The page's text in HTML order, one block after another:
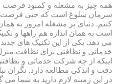
همه چیز به مشغله و کمبود فرصت
سرمان شلوغ است که حتی فرصت
کنیم. دنیای پر مشغله امروز به
است به همان اندازه هم راهها و
می دهد. یکی از این تکنیک های
خدماتی و نظافتی برای نظافت
اینکه از چه شرکت خدماتی و
دقت و اندکی مطالعه دارد. نگران
در این زمینه لازم دارید به شما می